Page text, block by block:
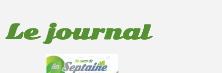
Le journal